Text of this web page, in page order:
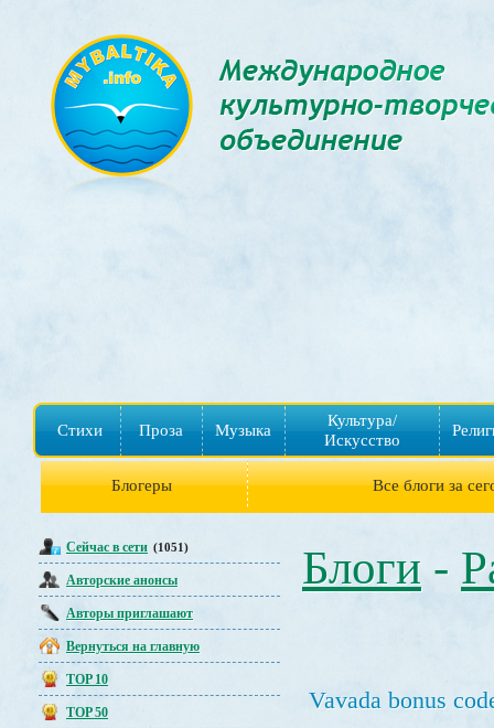
Стихи Проза Музыка
Культура/
Искусство
Блогеры Все блоги за
Сейчас в сети (1051)
Авторские анонсы
Авторы приглашают
Вернуться на главную
TOP 10
TOP 50
Блоги -
Vavada bonus